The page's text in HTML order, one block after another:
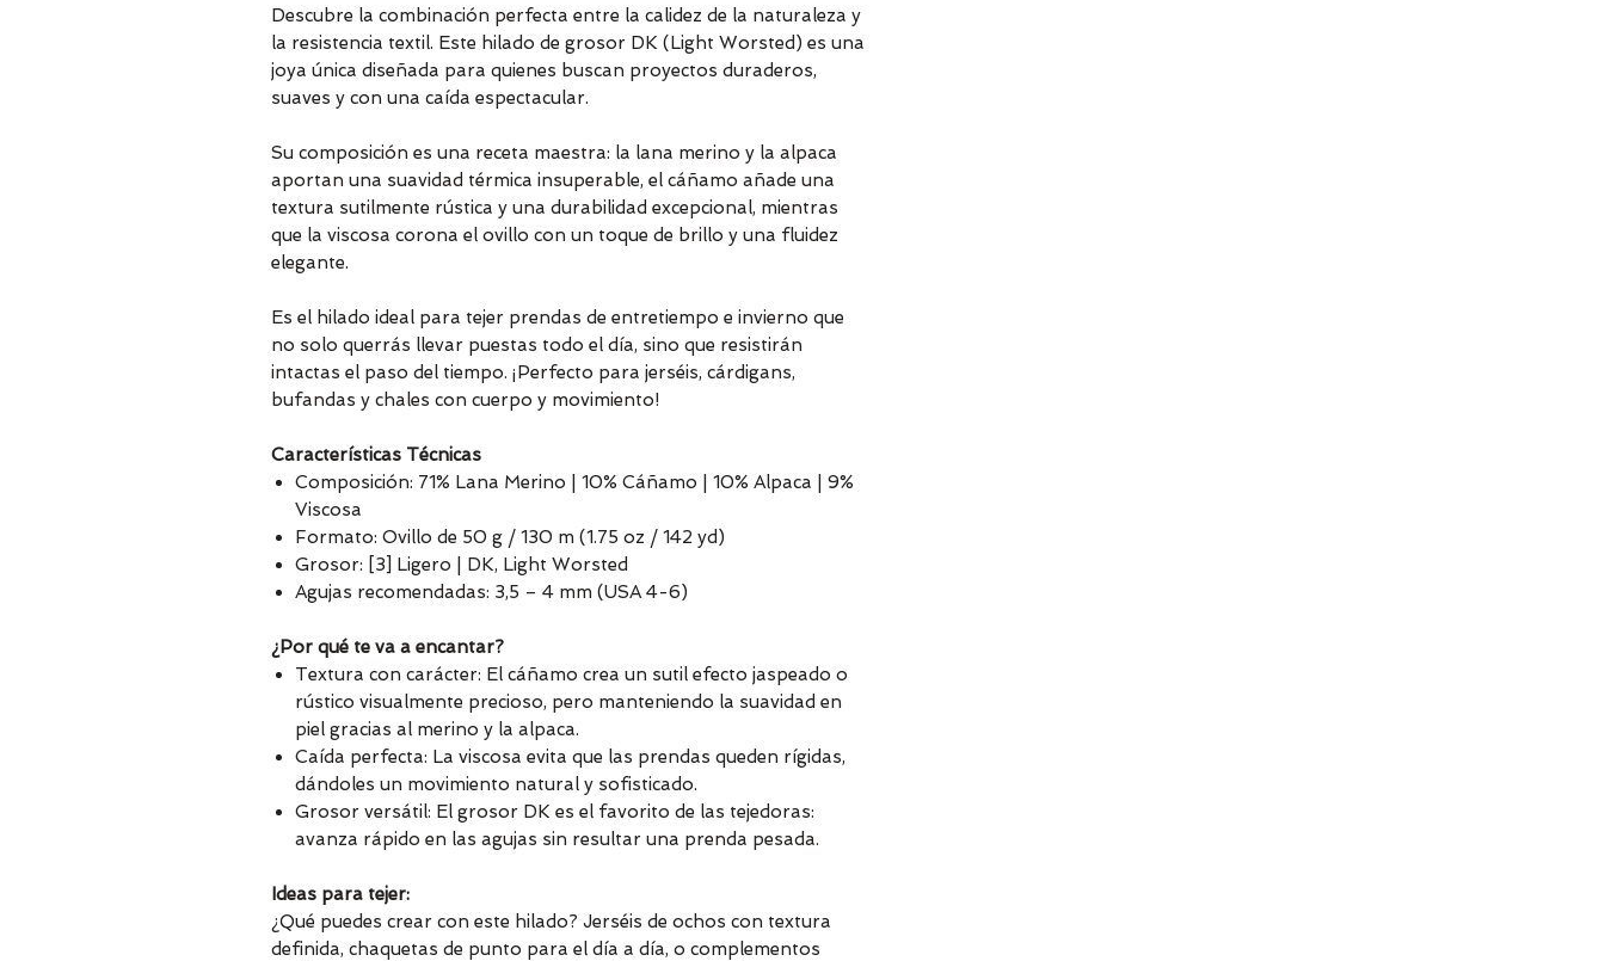
Descubre la combinación perfecta entre la calidez de la naturaleza y
la resistencia textil. Este hilado de grosor DK (Light Worsted) es una
joya única diseñada para quienes buscan proyectos duraderos,
suaves y con una caída espectacular.
Su composición es una receta maestra: la lana merino y la alpaca
aportan una suavidad térmica insuperable, el cáñamo añade una
textura sutilmente rústica y una durabilidad excepcional, mientras
que la viscosa corona el ovillo con un toque de brillo y una fluidez
elegante.
Es el hilado ideal para tejer prendas de entretiempo e invierno que
no solo querrás llevar puestas todo el día, sino que resistirán
intactas el paso del tiempo. ¡Perfecto para jerséis, cárdigans,
bufandas y chales con cuerpo y movimiento!
Características Técnicas
Composición: 71% Lana Merino | 10% Cáñamo | 10% Alpaca | 9%
Viscosa
Formato: Ovillo de 50 g / 130 m (1.75 oz / 142 yd)
Grosor: [3] Ligero | DK, Light Worsted
Agujas recomendadas: 3,5 – 4 mm (USA 4-6)
¿Por qué te va a encantar?
Textura con carácter: El cáñamo crea un sutil efecto jaspeado o
rústico visualmente precioso, pero manteniendo la suavidad en
piel gracias al merino y la alpaca.
Caída perfecta: La viscosa evita que las prendas queden rígidas,
dándoles un movimiento natural y sofisticado.
Grosor versátil: El grosor DK es el favorito de las tejedoras:
avanza rápido en las agujas sin resultar una prenda pesada.
Ideas para tejer:
¿Qué puedes crear con este hilado? Jerséis de ochos con textura
definida, chaquetas de punto para el día a día, o complementos